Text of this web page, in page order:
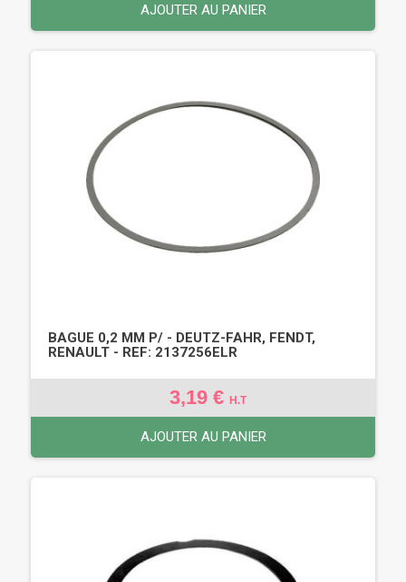
AJOUTER AU PANIER
BAGUE 0,2 MM P/ - DEUTZ-FAHR, FENDT,
RENAULT - REF: 2137256ELR
3,19 € H.T
AJOUTER AU PANIER